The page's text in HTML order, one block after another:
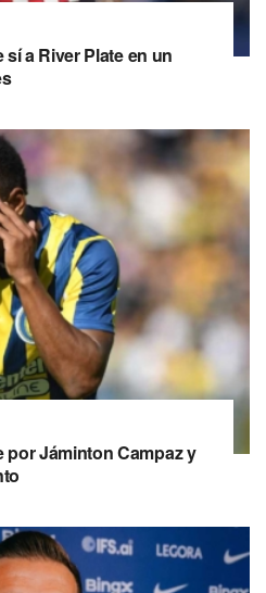
a River Plate en un
por Jáminton Campaz y